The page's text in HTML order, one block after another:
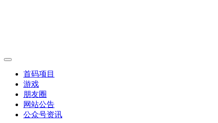
首码项目
游戏
朋友圈
网站公告
公众号资讯